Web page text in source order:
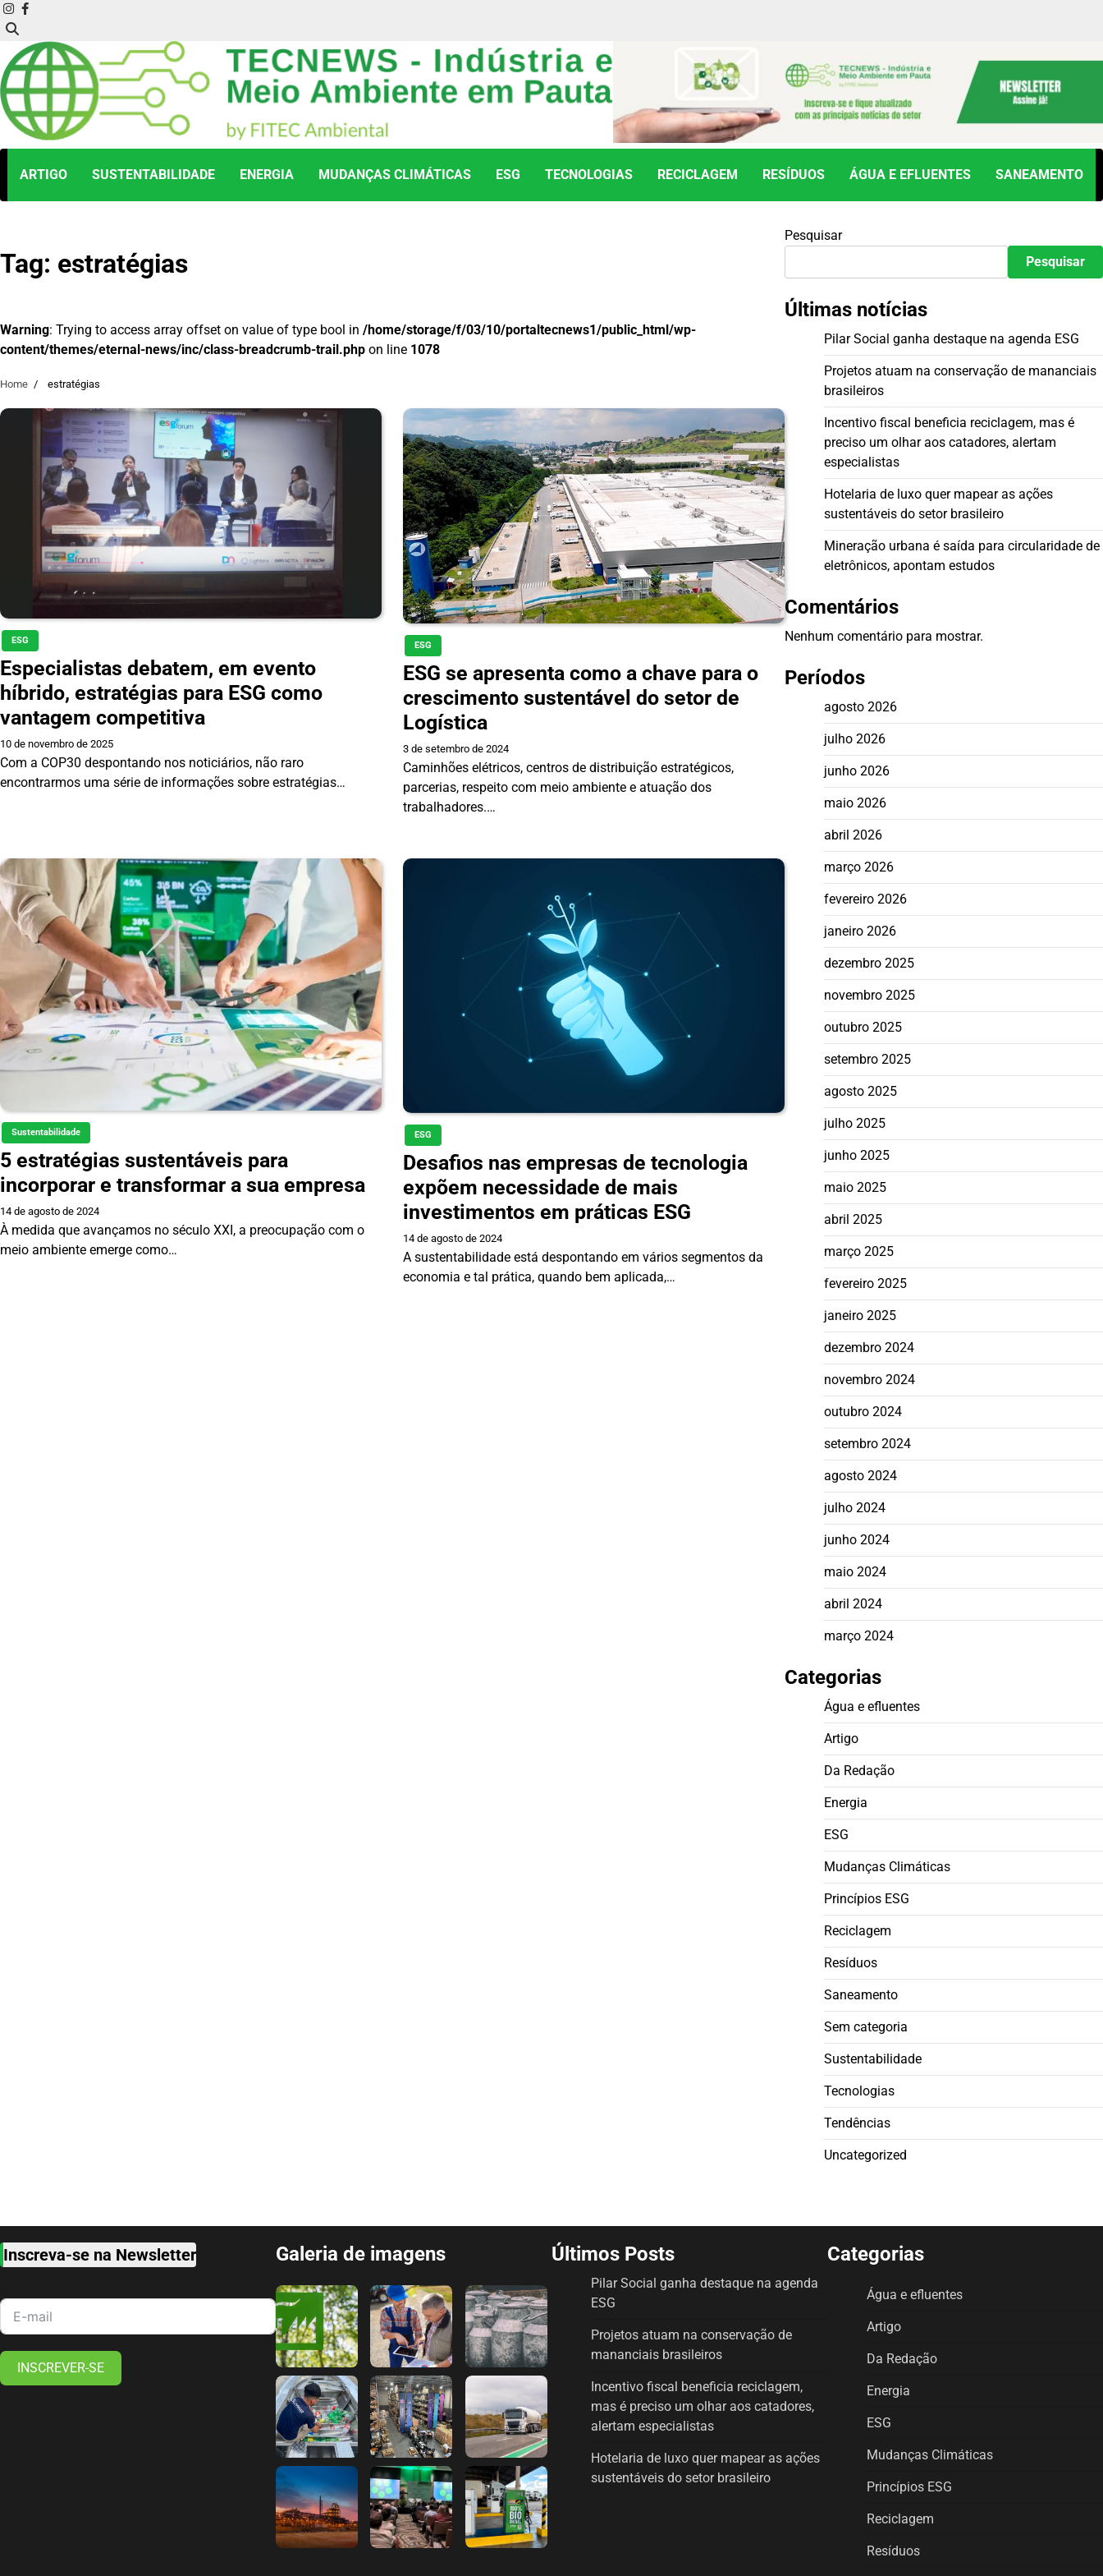
Skip
to
content
instagram
facebook
ARTIGO SUSTENTABILIDADE ENERGIA MUDANÇAS CLIMÁTICAS ESG TECNOLOGIAS RECICLAGEM RESÍDUOS ÁGUA E EFLUENTES SANEAMENTO
Tag: estratégias
Warning: Trying to access array offset on value of type bool in /home/storage/f/03/10/portaltecnews1/public_html/wp-
content/themes/eternal-news/inc/class-breadcrumb-trail.php on line 1078
Home estratégias
ESG
Especialistas debatem, em evento
híbrido, estratégias para ESG como
vantagem competitiva
10 de novembro de 2025
Com a COP30 despontando nos noticiários, não raro
encontrarmos uma série de informações sobre estratégias…
ESG
ESG se apresenta como a chave para o
crescimento sustentável do setor de
Logística
3 de setembro de 2024
Caminhões elétricos, centros de distribuição estratégicos,
parcerias, respeito com meio ambiente e atuação dos
trabalhadores.…
Sustentabilidade
5 estratégias sustentáveis para
incorporar e transformar a sua empresa
14 de agosto de 2024
À medida que avançamos no século XXI, a preocupação com o
meio ambiente emerge como…
ESG
Desafios nas empresas de tecnologia
expõem necessidade de mais
investimentos em práticas ESG
14 de agosto de 2024
A sustentabilidade está despontando em vários segmentos da
economia e tal prática, quando bem aplicada,…
Pesquisar
Pesquisar
Últimas notícias
Pilar Social ganha destaque na agenda ESG
Projetos atuam na conservação de mananciais
brasileiros
Incentivo fiscal beneficia reciclagem, mas é
preciso um olhar aos catadores, alertam
especialistas
Hotelaria de luxo quer mapear as ações
sustentáveis do setor brasileiro
Mineração urbana é saída para circularidade de
eletrônicos, apontam estudos
Comentários
Nenhum comentário para mostrar.
Períodos
agosto 2026
julho 2026
junho 2026
maio 2026
abril 2026
março 2026
fevereiro 2026
janeiro 2026
dezembro 2025
novembro 2025
outubro 2025
setembro 2025
agosto 2025
julho 2025
junho 2025
maio 2025
abril 2025
março 2025
fevereiro 2025
janeiro 2025
dezembro 2024
novembro 2024
outubro 2024
setembro 2024
agosto 2024
julho 2024
junho 2024
maio 2024
abril 2024
março 2024
Categorias
Água e efluentes
Artigo
Da Redação
Energia
ESG
Mudanças Climáticas
Princípios ESG
Reciclagem
Resíduos
Saneamento
Sem categoria
Sustentabilidade
Tecnologias
Tendências
Uncategorized
Inscreva-se na Newsletter
INSCREVER-SE
Galeria de imagens Últimos Posts
Pilar Social ganha destaque na agenda
ESG
Projetos atuam na conservação de
mananciais brasileiros
Incentivo fiscal beneficia reciclagem,
mas é preciso um olhar aos catadores,
alertam especialistas
Hotelaria de luxo quer mapear as ações
sustentáveis do setor brasileiro
Categorias
Água e efluentes
Artigo
Da Redação
Energia
ESG
Mudanças Climáticas
Princípios ESG
Reciclagem
Resíduos